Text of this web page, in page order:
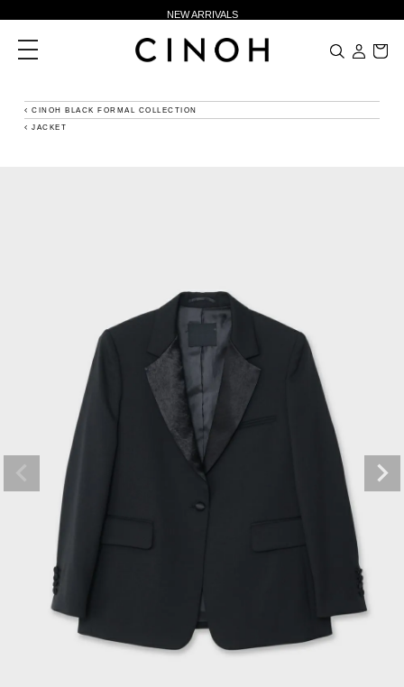
NEW ARRIVALS
新規会員登録500ポイントプレゼント
夏季休業に伴う一部業務休業のお知らせ
toggle
navigation
CINOH BLACK FORMAL COLLECTION
JACKET